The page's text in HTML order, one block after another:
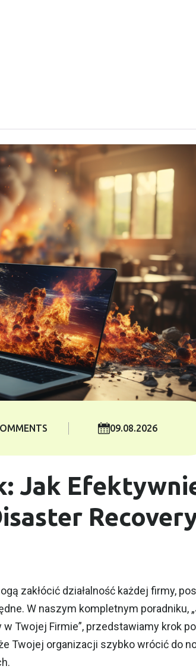
09.08.2026
Jak
zakłócić działalność każdej firmy,
W naszym kompletnym poradniku,
Twojej Firmie”, przedstawiamy krok
Twojej organizacji szybko wrócić do